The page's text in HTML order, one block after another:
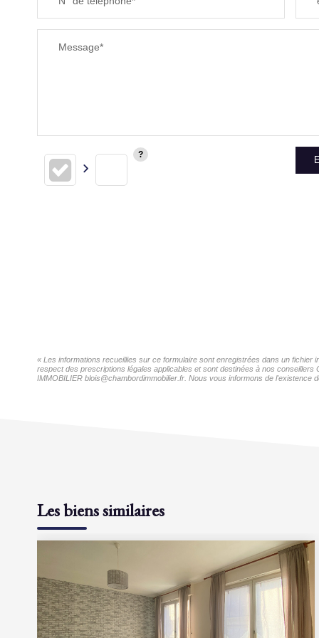
RESTAURANTS ET CAFÉS
Message*
« Les informations recueillies sur ce formulaire sont enregistrées dans un
respect des prescriptions légales applicables et sont destinées à nos
IMMOBILIER blois@chambordimmobilier.fr. Nous vous informons de
Les biens similaires